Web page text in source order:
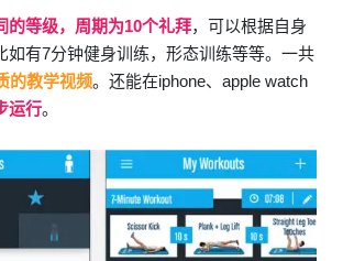
的等级，周期为10个礼拜，可以根据自身
如有7分钟健身训练，形态训练等等。一共
的教学视频。还能在iphone、apple watch
运行。